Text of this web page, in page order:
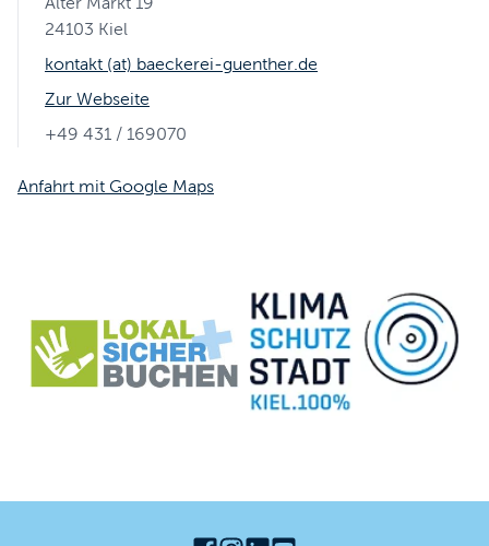
24103 Kiel
kontakt (at) baeckerei-guenther.de
Zur Webseite
+49 431 / 169070
Anfahrt mit Google Maps